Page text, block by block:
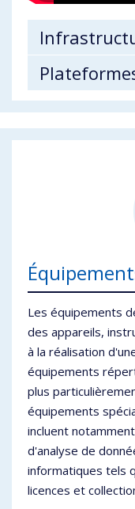
Les équipements
des appareils,
à la réalisation
équipements
plus
équipements
incluent
d'analyse de
informatiques tels
licences et